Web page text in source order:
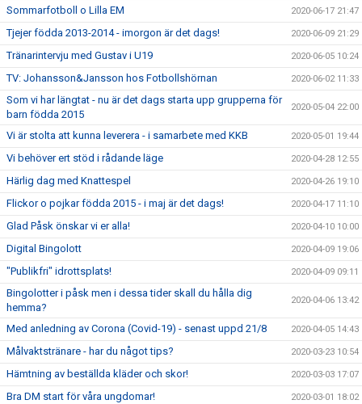
Sommarfotboll o Lilla EM 2020-06-17 21:47
Tjejer födda 2013-2014 - imorgon är det dags! 2020-06-09 21:29
Tränarintervju med Gustav i U19 2020-06-05 10:24
TV: Johansson&Jansson hos Fotbollshörnan 2020-06-02 11:33
Som vi har längtat - nu är det dags starta upp grupperna för
barn födda 2015
2020-05-04 22:00
Vi är stolta att kunna leverera - i samarbete med KKB 2020-05-01 19:44
Vi behöver ert stöd i rådande läge 2020-04-28 12:55
Härlig dag med Knattespel 2020-04-26 19:10
Flickor o pojkar födda 2015 - i maj är det dags! 2020-04-17 11:10
Glad Påsk önskar vi er alla! 2020-04-10 10:00
Digital Bingolott 2020-04-09 19:06
"Publikfri" idrottsplats! 2020-04-09 09:11
Bingolotter i påsk men i dessa tider skall du hålla dig
hemma?
2020-04-06 13:42
Med anledning av Corona (Covid-19) - senast uppd 21/8 2020-04-05 14:43
Målvaktstränare - har du något tips? 2020-03-23 10:54
Hämtning av beställda kläder och skor! 2020-03-03 17:07
Bra DM start för våra ungdomar! 2020-03-01 18:02